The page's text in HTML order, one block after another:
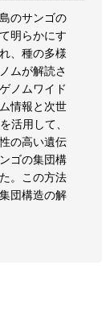
のサンゴの
明らかにす
、種の多様
ムが解読さ
ノムワイド
情報と次世
活用して、
の高い遺伝
ゴの集団構
。この方法
団構造の解